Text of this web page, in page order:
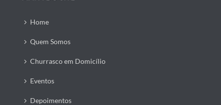
Home
Quem Somos
Churrasco em Domicílio
Eventos
Depoimentos